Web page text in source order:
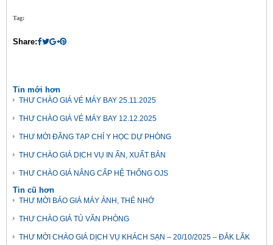
Tag:
Share:
Tin mới hơn
THƯ CHÀO GIÁ VÉ MÁY BAY 25.11.2025
THƯ CHÀO GIÁ VÉ MÁY BAY 12.12.2025
THƯ MỜI ĐĂNG TẠP CHÍ Y HỌC DỰ PHÒNG
THƯ CHÀO GIÁ DỊCH VỤ IN ẤN, XUẤT BẢN
THƯ CHÀO GIÁ NÂNG CẤP HỆ THỐNG OJS
Tin cũ hơn
THƯ MỜI BÁO GIÁ MÁY ẢNH, THẺ NHỚ
THƯ CHÀO GIÁ TỦ VĂN PHÒNG
THƯ MỜI CHÀO GIÁ DỊCH VỤ KHÁCH SẠN – 20/10/2025 – ĐẮK LĂK